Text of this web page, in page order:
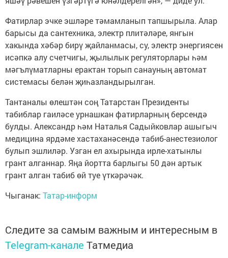
Фатирлар эчке эшләре тәмамланып тапшырыла. Алар
барысы да сантехника, электр плитәләре, янгын
хакында хәбәр бирү җайланмасы, су, электр энергиясен
исәпкә алу счетчигы, җылылык регуляторлары һәм
мәгълүматларны ерактан торып санауның автомат
системасы белән җиһазландырылган.
Тантаналы өлештән соң Татарстан Президенты
табиблар гаиләсе урнашкан фатирларның берсендә
булды. Александр һәм Наталья Садыйковлар ашыгыч
медицина ярдәме хастаханәсендә табиб-анестезиолог
булып эшлиләр. Узган ел ахырында ирле-хатынлы
грант алганнар. Яңа йортта барлыгы 50 дән артык
грант алган табиб өй туе үткәрәчәк.
Чыганак: Татар-информ
Следите за самым важным и интересным в
Telegram-канале Татмедиа